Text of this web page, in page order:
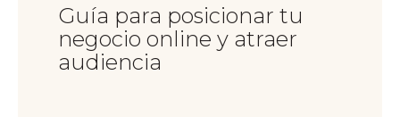
Guía para posicionar tu
negocio online y atraer
audiencia